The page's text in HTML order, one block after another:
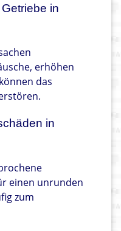
in
erhöhen
das
in
einen unrunden
zum